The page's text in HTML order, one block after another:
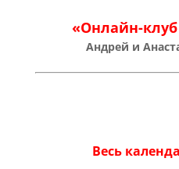
«Онлайн-
Андрей и
Весь